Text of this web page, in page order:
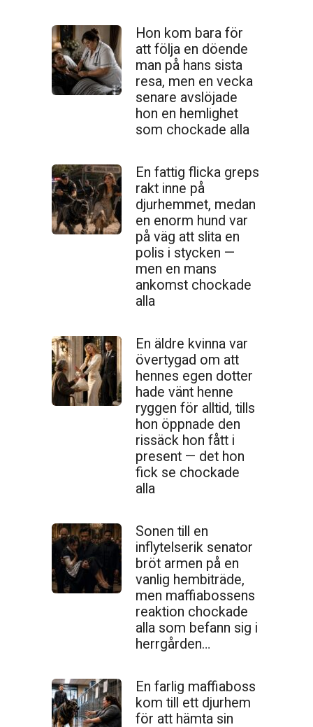
Hon kom bara för
att följa en döende
man på hans sista
resa, men en vecka
senare avslöjade
hon en hemlighet
som chockade alla
En fattig flicka greps
rakt inne på
djurhemmet, medan
en enorm hund var
på väg att slita en
polis i stycken —
men en mans
ankomst chockade
alla
En äldre kvinna var
övertygad om att
hennes egen dotter
hade vänt henne
ryggen för alltid, tills
hon öppnade den
ris­säck hon fått i
present — det hon
fick se chockade
alla
Sonen till en
inflytelserik senator
bröt armen på en
vanlig hembiträde,
men maffiabossens
reaktion chockade
alla som befann sig i
herrgården…
En farlig maffiaboss
kom till ett djurhem
för att hämta sin